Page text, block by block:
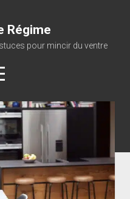
Régime
pour mincir du ventre